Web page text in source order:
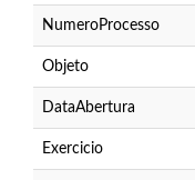
NumeroProcesso
Objeto
DataAbertura
Exercicio